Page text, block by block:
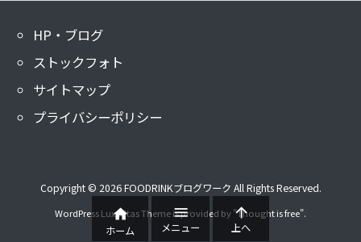
HP・ブログ
ストックフォト
サイトマップ
プライバシーポリシー
Copyright © 2026FOODRINKブログワーク All Rights Reserved.
WordPress Luxeritas Theme is provided by "Thought is free".

ホーム

メニュー

上へ